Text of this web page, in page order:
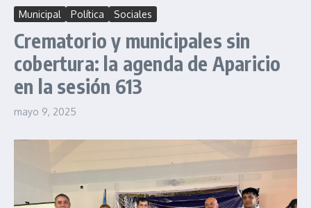
Municipal Política Sociales
Crematorio y municipales sin
cobertura: la agenda de Aparicio
en la sesión 613
mayo 9, 2025